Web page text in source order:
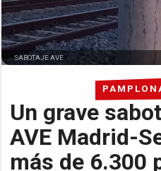
Un grave
AVE Madrid-
más de 6.300
SABOTAJE AVE